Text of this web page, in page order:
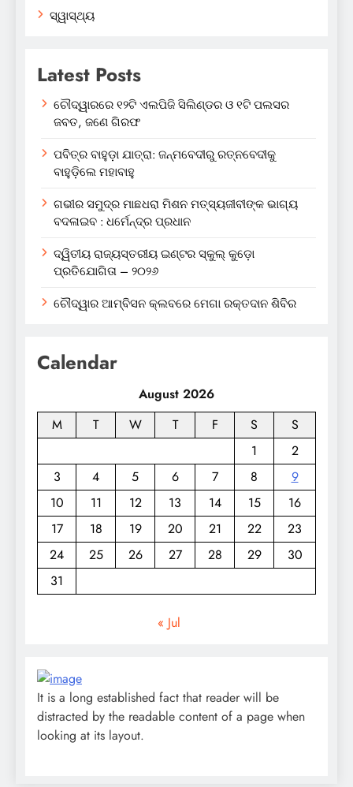
ସ୍ୱାସ୍ଥ୍ୟ
Latest Posts
ଚୌଦ୍ୱାରରେ ୧୨ଟି ଏଲପିଜି ସିଲିଣ୍ଡର ଓ ୧ଟି ପଲସର
ଜବତ, ଜଣେ ଗିରଫ
ପବିତ୍ର ବାହୁଡ଼ା ଯାତ୍ରା: ଜନ୍ମବେଦୀରୁ ରତ୍ନବେଦୀକୁ
ବାହୁଡ଼ିଲେ ମହାବାହୁ
ଗଭୀର ସମୁଦ୍ର ମାଛଧରା ମିଶନ ମତ୍ସ୍ୟଜୀବୀଙ୍କ ଭାଗ୍ୟ
ବଦଳାଇବ : ଧର୍ମେନ୍ଦ୍ର ପ୍ରଧାନ
ଦ୍ୱିତୀୟ ରାଜ୍ୟସ୍ତରୀୟ ଇଣ୍ଟର ସ୍କୁଲ୍ କୁଡ଼ୋ
ପ୍ରତିଯୋଗିତା – ୨୦୨୬
ଚୌଦ୍ୱାର ଆମ୍ବିସନ କ୍ଲବରେ ମେଗା ରକ୍ତଦାନ ଶିବିର
Calendar
August 2026
M
T W T F S
S
1
2
3
4 5 6 7 8
9
10
11 12 13 14 15
16
17
18 19 20 21 22
23
24
25 26 27 28 29
30
31
« Jul
It is a long established fact that reader will be
distracted by the readable content of a page when
looking at its layout.